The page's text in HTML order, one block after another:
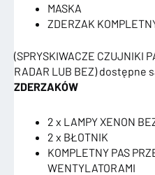
MASKA
ZDERZAK
(SPRYSKIWACZE CZUJNIKI
RADAR LUB BEZ) dostępne
ZDERZAKÓW
2 x LAMPY XENON
2 x BŁOTNIK
KOMPLETNY PAS
WENTYLATORAMI